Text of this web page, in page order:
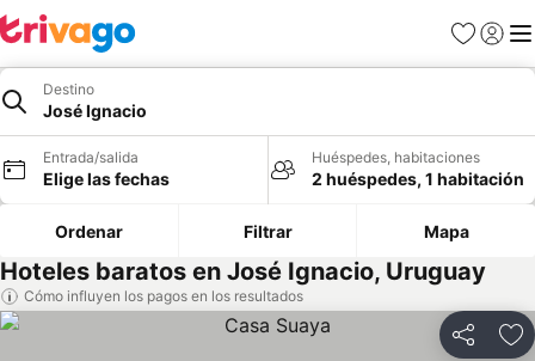
Favoritos
Iniciar
Destino
José Ignacio
Entrada/salida
Elige las fechas
Huéspedes, habitaciones
2 huéspedes, 1 habitación
Ordenar Filtrar Mapa
Hoteles baratos en José Ignacio, Uruguay
Cómo influyen los pagos en los resultados
Compartir